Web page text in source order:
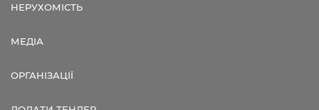
НЕРУХОМІСТЬ
МЕДІА
ОРГАНІЗАЦІЇ